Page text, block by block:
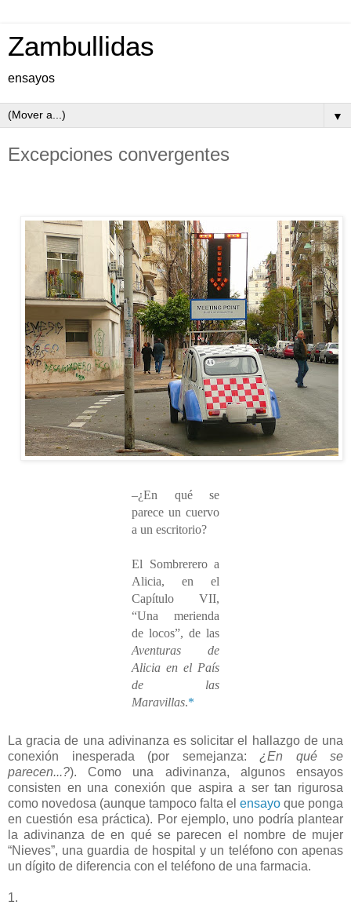
Zambullidas
ensayos
▼
Excepciones convergentes
–¿En qué se
parece un cuervo
a un escritorio?
El Sombrerero a
Alicia, en el
Capítulo VII,
“Una merienda
de locos”, de las
Aventuras de
Alicia en el País
de las
Maravillas.*
La gracia de una adivinanza es solicitar el hallazgo de una
conexión inesperada (por semejanza: ¿En qué se
parecen...?). Como una adivinanza, algunos ensayos
consisten en una conexión que aspira a ser tan rigurosa
como novedosa (aunque tampoco falta el ensayo que ponga
en cuestión esa práctica). Por ejemplo, uno podría plantear
la adivinanza de en qué se parecen el nombre de mujer
“Nieves”, una guardia de hospital y un teléfono con apenas
un dígito de diferencia con el teléfono de una farmacia.
1.